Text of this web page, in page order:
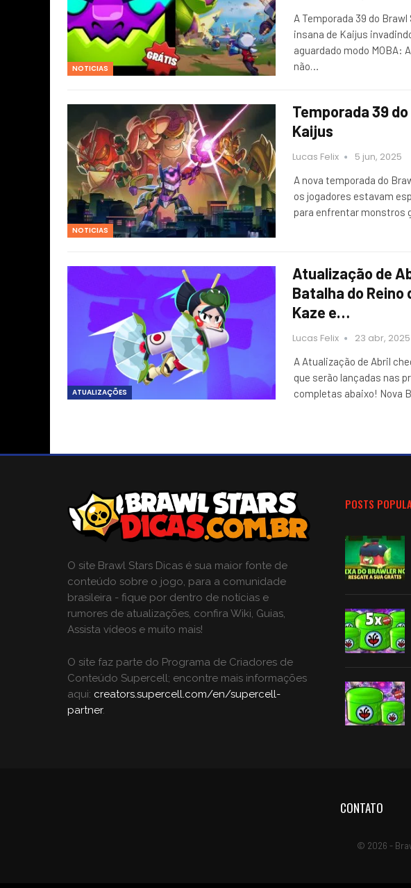
NOTICIAS
A Temporada 39 do
insana de Kaijus
aguardado modo MOBA:
não…
NOTICIAS
Temporada 39
Kaijus
Lucas Felix 5 jun, 2025
A nova temporada do
os jogadores estavam
para enfrentar monstros
ATUALIZAÇÕES
Atualização de
Batalha do Reino
Kaze e…
Lucas Felix 23 abr, 2025
A Atualização de Abril
que serão lançadas nas
completas abaixo! Nova
O site Brawl Stars Dicas é sua maior fonte de
conteúdo sobre o jogo, para a comunidade
brasileira - fique por dentro de notícias e
rumores de atualizações, confira Wiki, Guias,
Assista vídeos e muito mais!
O site faz parte do Programa de Criadores de
Conteúdo Supercell; encontre mais informações
aqui: creators.supercell.com/en/supercell-
partner.
POSTS
CONTATO
© 2026 -